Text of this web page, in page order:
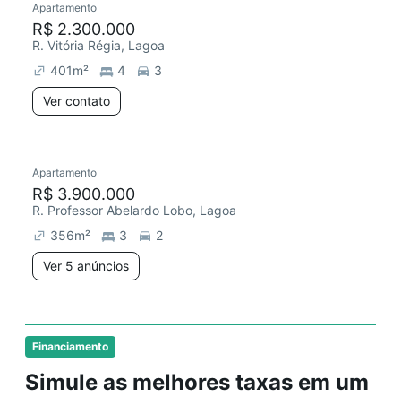
Financiamento
Simule as melhores taxas em um
Apartamento
R$ 2.300.000
R. Vitória Régia, Lagoa
401m² 4
3
Ver contato
Apartamento
R$ 3.900.000
R. Professor Abelardo Lobo, Lagoa
356m² 3
2
Ver 5 anúncios